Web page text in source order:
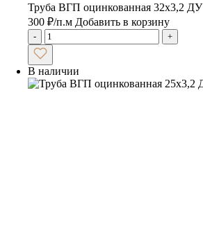
Труба ВГП оцинкованная 32х3,2 ДУ
300 ₽/п.м Добавить в корзину
- +
В наличии